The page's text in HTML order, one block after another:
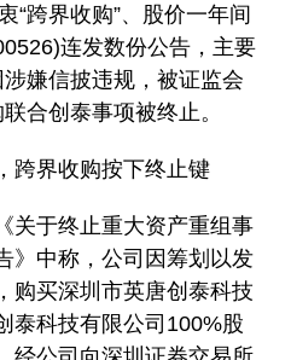
界收购”、股价一年间
连发数份公告，主要
嫌信披违规，被证监会
合创泰事项被终止。
界收购按下终止键
于终止重大资产重组事
》中称，公司因筹划以发
购买深圳市英唐创泰科技
泰科技有限公司100%股